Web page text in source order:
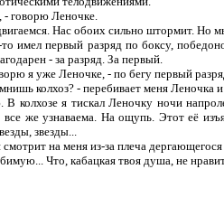
- говорю Леночке.
Нас обоих сильно штормит. Но
то имел первый разряд по боксу,
- за разряд. За первый.
я уже Леночке, - по бегу первый
колхоз? - перебивает меня Леночка и
колхозе я тискал Леночку ночи
все же узнаваема. На ощупь. Этот её
звезды...
на меня из-за плеча
Что, кабацкая твоя душа, не